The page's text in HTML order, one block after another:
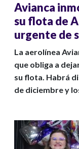
Avianca
su flota de
urgente de
La aerolínea
que obliga a
su flota. Habrá
de diciembre y